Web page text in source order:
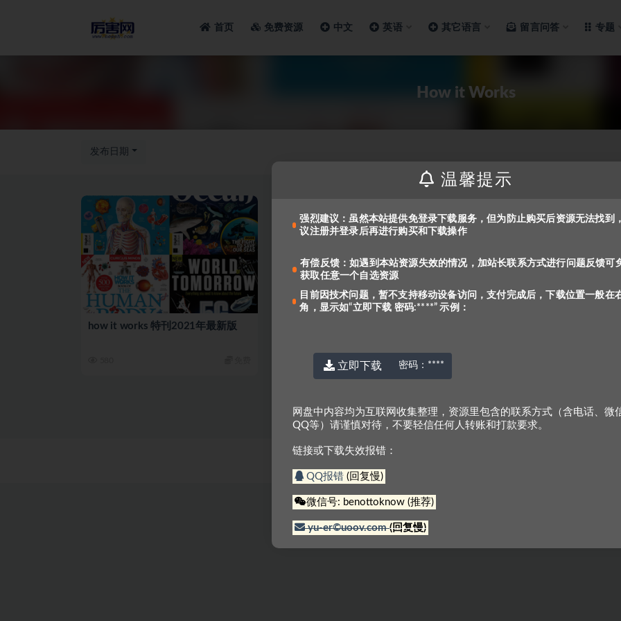
首页 免费资源 中文 英语 其它语言 留言问答 专题
How it Works
发布日期
how it works 特刊2021年最新版
温馨提示
强烈建议：虽然本站提供免登录下载服务，但为防止购买后资源无法找到
议注册并登录后再进行购买和下载操作
有偿反馈：如遇到本站资源失效的情况，加站长联系方式进行问题反馈可
获取任意一个自选资源
目前因技术问题，暂不支持移动设备访问，支付完成后，下载位置一般在
角，显示如“立即下载 密码:****” 示例：
立即下载 密码： ****
网盘中内容均为互联网收集整理，资源里包含的联系方式（含电话、微
QQ等）请谨慎对待，不要轻信任何人转账和打款要求。
链接或下载失效报错：
QQ报错 (回复慢)
微信号: benottoknow (推荐)
yu-er©uoov.com(回复慢)